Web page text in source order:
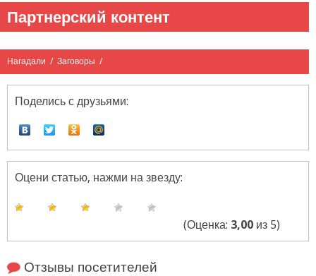
Партнерский контент
Нагадали / Заговоры /
Поделись с друзьями:
Оцени статью, нажми на звезду:
(Оценка: 3,00 из 5)
Отзывы посетителей